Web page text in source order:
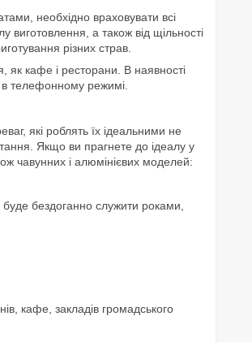
необхідно враховувати всі
виготовлення, а також від щільності
різних страв.
як кафе і ресторани. В наявності
в телефонному режимі.
які роблять їх ідеальними не
Якщо ви прагнете до ідеалу у
чавунних і алюмінієвих моделей:
буде бездоганно служити роками,
кафе, закладів громадського